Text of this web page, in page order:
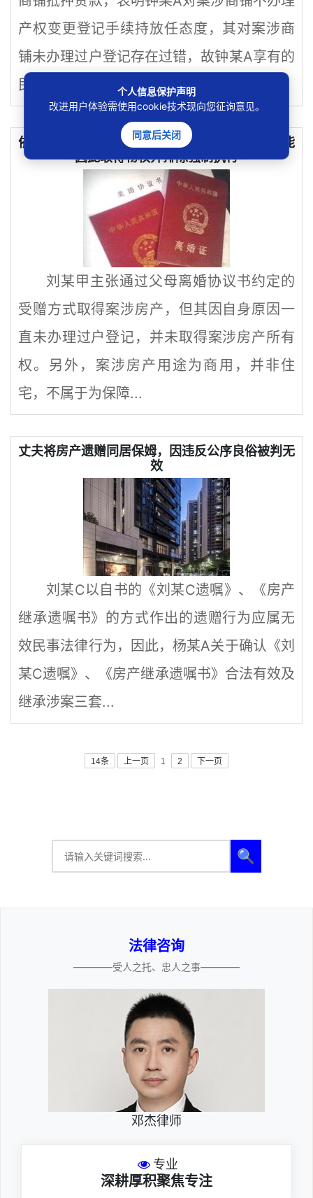
产权变更登记手续持放任态度，其对案涉商
铺未办理过户登记存在过错，故钟某A享有的
民事权益不足...
依据父母赠与其房屋离婚协议未办过户，子女不能
因此取得物权并排除强制执行
刘某甲主张通过父母离婚协议书约定的
受赠方式取得案涉房产，但其因自身原因一
直未办理过户登记，并未取得案涉房产所有
权。另外，案涉房产用途为商用，并非住
宅，不属于为保障...
丈夫将房产遗赠同居保姆，因违反公序良俗被判无
效
刘某C以自书的《刘某C遗嘱》、《房产
继承遗嘱书》的方式作出的遗赠行为应属无
效民事法律行为，因此，杨某A关于确认《刘
某C遗嘱》、《房产继承遗嘱书》合法有效及
继承涉案三套...
14条 上一页 1 2 下一页
🔍
法律咨询
————受人之托、忠人之事————
邓杰律师
专业
深耕厚积聚焦专注
个人信息保护声明
改进用户体验需使用cookie技术现向您征询意见。
同意后关闭